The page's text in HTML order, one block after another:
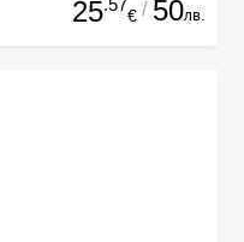
25 € / 50лв.